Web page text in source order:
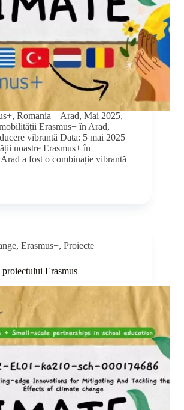
Romania – Arad, Mai 2025,
Erasmus+ în Arad,
vibrantă Data: 5 mai 2025
noastre Erasmus+ în
a fost o combinație vibrantă
, Erasmus+, Proiecte
Erasmus+